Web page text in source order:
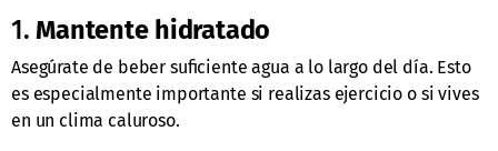
1.Mantente hidratado
Asegúrate de beber suficiente agua a lo largo del día. Esto
es especialmente importante si realizas ejercicio o si vives
en un clima caluroso.